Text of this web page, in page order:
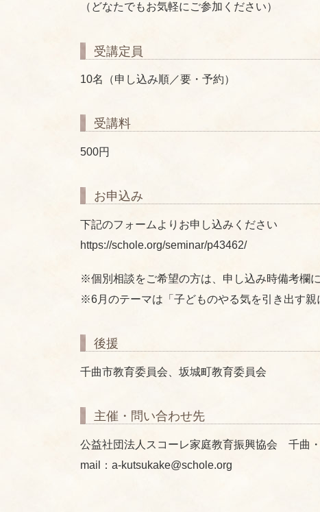
（どなたでもお気軽にご参加ください）
受講定員
10名（申し込み順／要・予約）
受講料
500円
お申込み
下記のフォームよりお申し込みください
https://schole.org/seminar/p43462/
※個別相談をご希望の方は、申し込み時備考欄
※6月のテーマは「子どものやる気を引き出す親
後援
千曲市教育委員会、坂城町教育委員会
主催・問い合わせ先
公益社団法人スコーレ家庭教育振興協会 千曲
mail：a-kutsukake@schole.org